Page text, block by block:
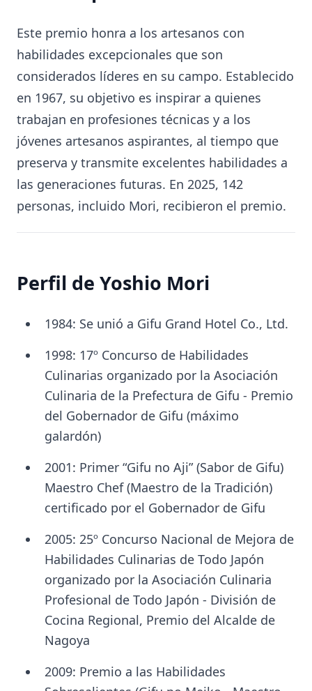
Este premio honra a los artesanos con
habilidades excepcionales que son
considerados líderes en su campo. Establecido
en 1967, su objetivo es inspirar a quienes
trabajan en profesiones técnicas y a los
jóvenes artesanos aspirantes, al tiempo que
preserva y transmite excelentes habilidades a
las generaciones futuras. En 2025, 142
personas, incluido Mori, recibieron el premio.
Perfil de Yoshio Mori
1984: Se unió a Gifu Grand Hotel Co., Ltd.
1998: 17º Concurso de Habilidades
Culinarias organizado por la Asociación
Culinaria de la Prefectura de Gifu - Premio
del Gobernador de Gifu (máximo
galardón)
2001: Primer “Gifu no Aji” (Sabor de Gifu)
Maestro Chef (Maestro de la Tradición)
certificado por el Gobernador de Gifu
2005: 25º Concurso Nacional de Mejora de
Habilidades Culinarias de Todo Japón
organizado por la Asociación Culinaria
Profesional de Todo Japón - División de
Cocina Regional, Premio del Alcalde de
Nagoya
2009: Premio a las Habilidades